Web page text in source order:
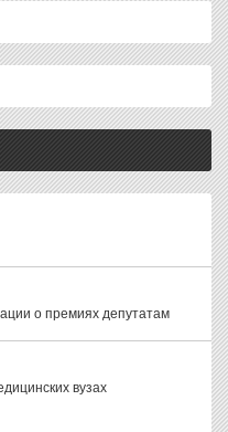
о премиях депутатам
вузах